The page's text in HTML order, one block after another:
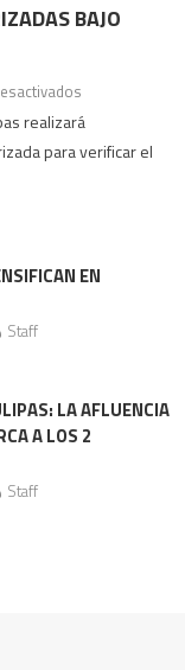
BAJO
en
Escuelas
con
Codhet
realizará
para verificar el
EN
Staff
LA AFLUENCIA
A LOS 2
Staff